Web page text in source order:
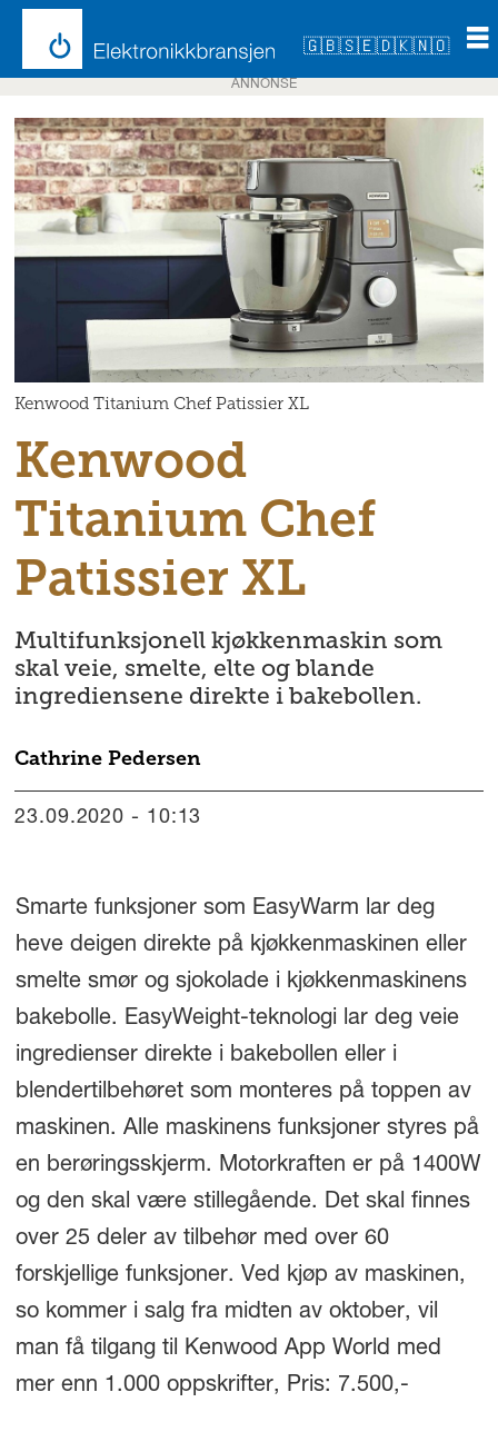
🇬🇧🇸🇪🇩🇰🇳🇴
ANNONSE
Kenwood Titanium Chef Patissier XL
Kenwood
Titanium Chef
Patissier XL
Multifunksjonell kjøkkenmaskin som
skal veie, smelte, elte og blande
ingrediensene direkte i bakebollen.
Cathrine Pedersen
23.09.2020 - 10:13
Smarte funksjoner som EasyWarm lar deg
heve deigen direkte på kjøkkenmaskinen eller
smelte smør og sjokolade i kjøkkenmaskinens
bakebolle. EasyWeight-teknologi lar deg veie
ingredienser direkte i bakebollen eller i
blendertilbehøret som monteres på toppen av
maskinen. Alle maskinens funksjoner styres på
en berøringsskjerm. Motorkraften er på 1400W
og den skal være stillegående. Det skal finnes
over 25 deler av tilbehør med over 60
forskjellige funksjoner. Ved kjøp av maskinen,
so kommer i salg fra midten av oktober, vil
man få tilgang til Kenwood App World med
mer enn 1.000 oppskrifter, Pris: 7.500,-